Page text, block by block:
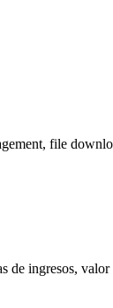
file
ingresos, valor